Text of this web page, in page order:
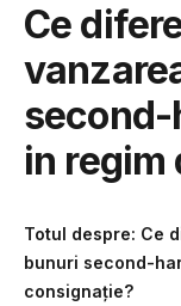
Ce
second-
in regim
Totul despre: Ce
bunuri second-
consignație?